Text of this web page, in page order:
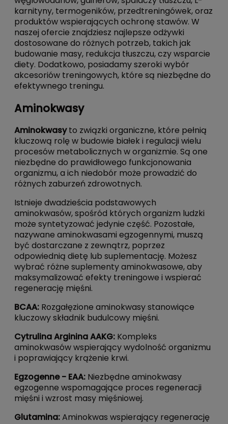
karnityny, termogeników, przedtreningówek, oraz
produktów wspierających ochronę stawów. W
naszej ofercie znajdziesz najlepsze odżywki
dostosowane do różnych potrzeb, takich jak
budowanie masy, redukcja tłuszczu, czy wsparcie
diety. Dodatkowo, posiadamy szeroki wybór
akcesoriów treningowych, które są niezbędne do
efektywnego treningu.
Aminokwasy
Aminokwasyto związki organiczne, które pełnią
kluczową rolę w budowie białek i regulacji wielu
procesów metabolicznych w organizmie. Są one
niezbędne do prawidłowego funkcjonowania
organizmu, a ich niedobór może prowadzić do
różnych zaburzeń zdrowotnych.
Istnieje dwadzieścia podstawowych
aminokwasów, spośród których organizm ludzki
może syntetyzować jedynie część. Pozostałe,
nazywane aminokwasami egzogennymi, muszą
być dostarczane z zewnątrz, poprzez
odpowiednią dietę lub suplementację. Możesz
wybrać różne suplementy aminokwasowe, aby
maksymalizować efekty treningowe i wspierać
regenerację mięśni.
BCAA: Rozgałęzione aminokwasy stanowiące
kluczowy składnik budulcowy mięśni.
Cytrulina Arginina AAKG: Kompleks
aminokwasów wspierający wydolność organizmu
i poprawiający krążenie krwi.
Egzogenne - EAA: Niezbędne aminokwasy
egzogenne wspomagające proces regeneracji
mięśni i wzrost masy mięśniowej.
Glutamina:Aminokwas wspierający regenerację